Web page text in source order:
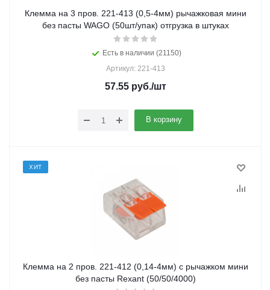
Клемма на 3 пров. 221-413 (0,5-4мм) рычажковая мини
без пасты WAGO (50шт/упак) отгрузка в штуках
Есть в наличии (21150)
Артикул: 221-413
57.55 руб./шт
В корзину
ХИТ
Клемма на 2 пров. 221-412 (0,14-4мм) с рычажком мини
без пасты Rexant (50/50/4000)